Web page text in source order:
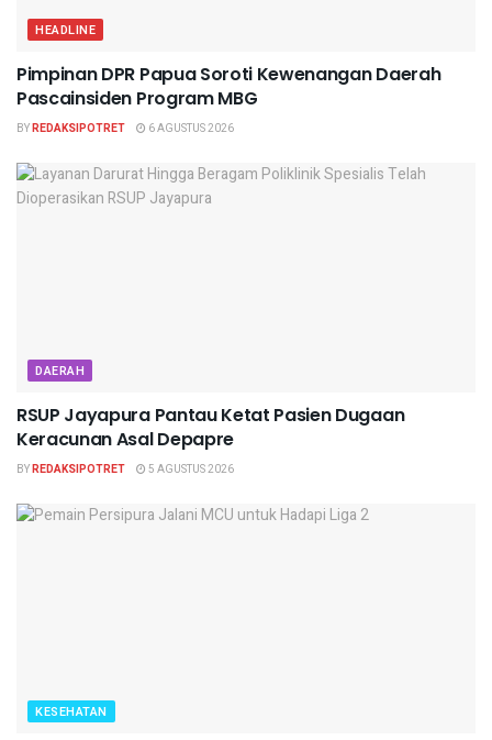
HEADLINE
Pimpinan DPR Papua Soroti Kewenangan Daerah
Pascainsiden Program MBG
BYREDAKSIPOTRET 6 AGUSTUS 2026
DAERAH
RSUP Jayapura Pantau Ketat Pasien Dugaan
Keracunan Asal Depapre
BYREDAKSIPOTRET 5 AGUSTUS 2026
KESEHATAN